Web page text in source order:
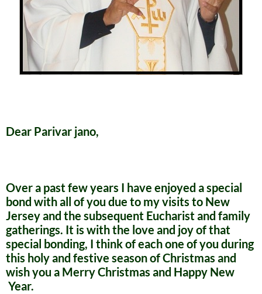
Dear Parivar jano,
Over a past few years I have enjoyed a special
bond with all of you due to my visits to New
Jersey and the subsequent Eucharist and family
gatherings. It is with the love and joy of that
special bonding, I think of each one of you during
this holy and festive season of Christmas and
wish you a Merry Christmas and Happy New
Year.